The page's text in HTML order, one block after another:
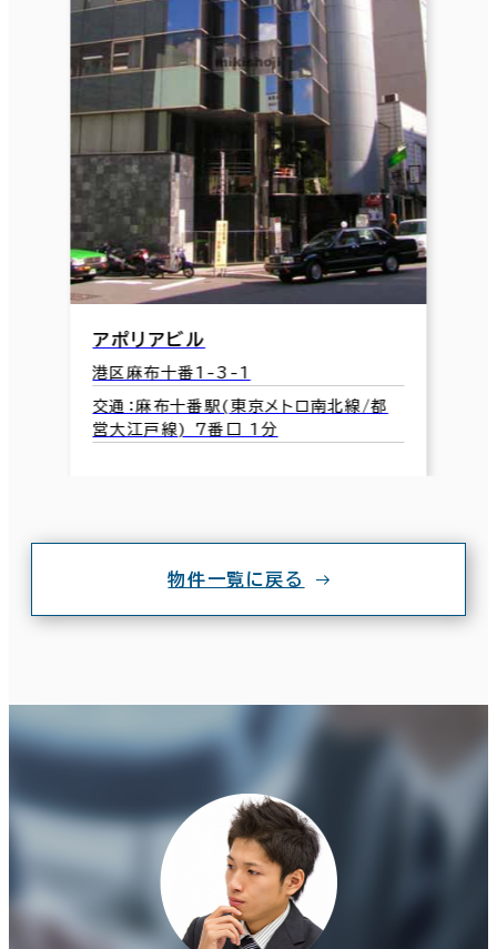
アポリアビル
港区麻布十番1-3-1
交通：麻布十番駅(東京メトロ南北線/都
営大江戸線) 7番口 1分
物件一覧に戻る